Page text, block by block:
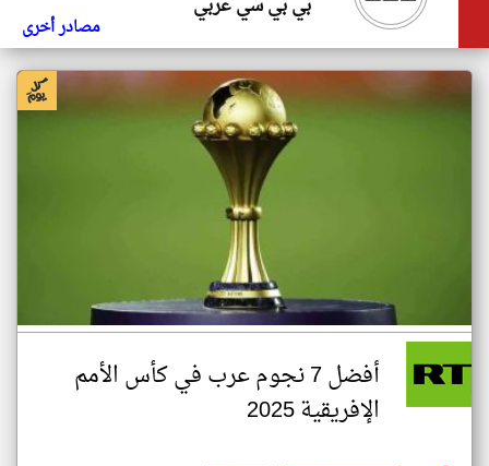
بي بي سي عربي
مصادر أخرى
أفضل 7 نجوم عرب في كأس الأمم
الإفريقية 2025